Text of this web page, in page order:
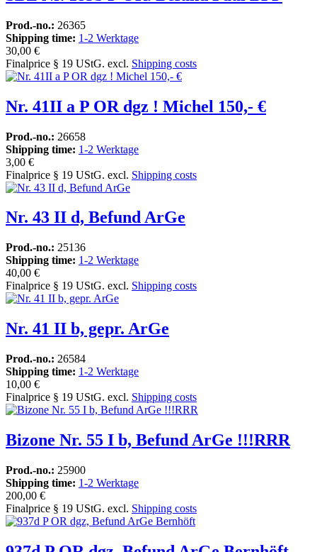
Prod.-no.: 26365
Shipping time: 1-2 Werktage
30,00 €
Finalprice § 19 UStG. excl. Shipping costs
Nr. 41II a P OR dgz ! Michel 150,- €
Prod.-no.: 26658
Shipping time: 1-2 Werktage
3,00 €
Finalprice § 19 UStG. excl. Shipping costs
Nr. 43 II d, Befund ArGe
Prod.-no.: 25136
Shipping time: 1-2 Werktage
40,00 €
Finalprice § 19 UStG. excl. Shipping costs
Nr. 41 II b, gepr. ArGe
Prod.-no.: 26584
Shipping time: 1-2 Werktage
10,00 €
Finalprice § 19 UStG. excl. Shipping costs
Bizone Nr. 55 I b, Befund ArGe !!!RRR
Prod.-no.: 25900
Shipping time: 1-2 Werktage
200,00 €
Finalprice § 19 UStG. excl. Shipping costs